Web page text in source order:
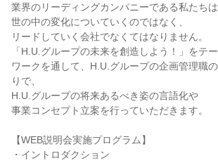
業界のリーディングカンパニーである私たちは
世の中の変化についていくのではなく、
リードしていく会社でなくてはなりません。
「H.U.グループの未来を創造しよう！」をテー
ワークを通して、H.U.グループの企画管理職
りで、
H.U.グループの将来あるべき姿の言語化や
事業コンセプト立案を行っていただきます。
【WEB説明会実施プログラム】
・イントロダクション